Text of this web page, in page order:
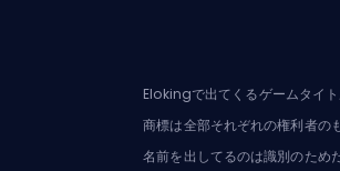
Elokingで出てくるゲームタイ
商標は全部それぞれの権利者の
名前を出してるのは識別のため